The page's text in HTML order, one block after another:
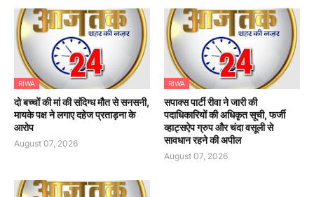
RIWA
दो बच्चों की मां की संदिग्ध मौत से सनसनी,
मायके पक्ष ने लगाए दहेज प्रताड़ना के
आरोप
August 07, 2026
RIWA
सपाक्स पार्टी रीवा ने जारी की
पदाधिकारियों की अधिकृत सूची, फर्जी
व्हाट्सऐप ग्रुप और चंदा वसूली से
सावधान रहने की अपील
August 07, 2026